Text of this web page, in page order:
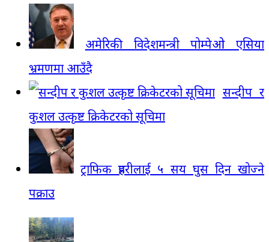
अमेरिकी विदेशमन्त्री पोम्पेओ एसिया
भ्रमणमा आउँदै
सन्दीप र
कुशल उत्कृष्ट क्रिकेटरको सूचिमा
ट्राफिक प्रहरीलाई ५ सय घुस दिन खोज्ने
पक्राउ